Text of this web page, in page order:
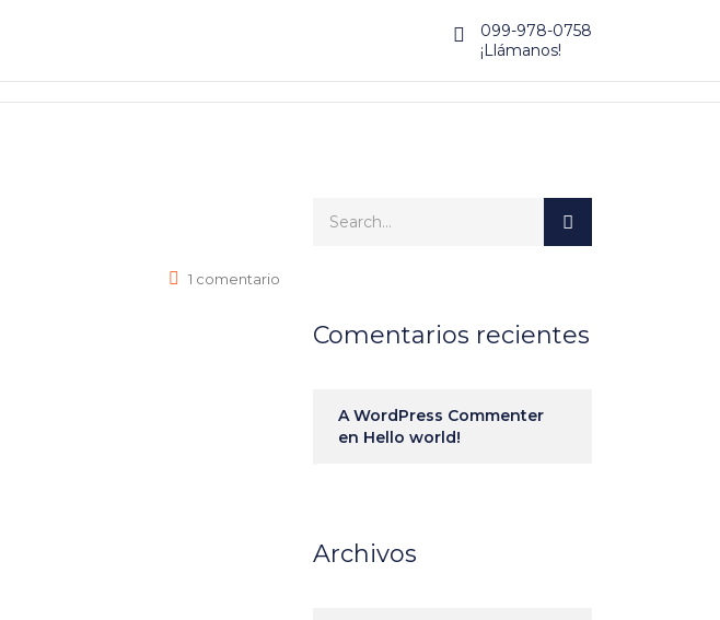
099-978-0758
¡Llámanos!
1 comentario
Comentarios recientes
A WordPress Commenter
en Hello world!
Archivos